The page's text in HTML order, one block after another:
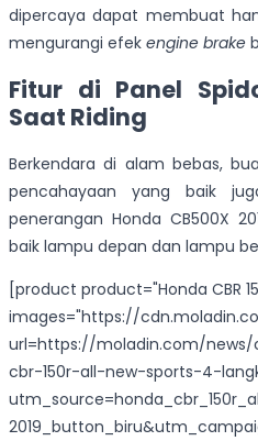
dipercaya dapat membuat
mengurangi efek engine brake
Fitur di Panel
Saat Riding
Berkendara di alam bebas,
pencahayaan yang baik
penerangan Honda CB500X
baik lampu depan dan lampu
[product product="Honda CBR
images="https://
url=https://moladin.com/
cbr-150r-all-new-sports-4-